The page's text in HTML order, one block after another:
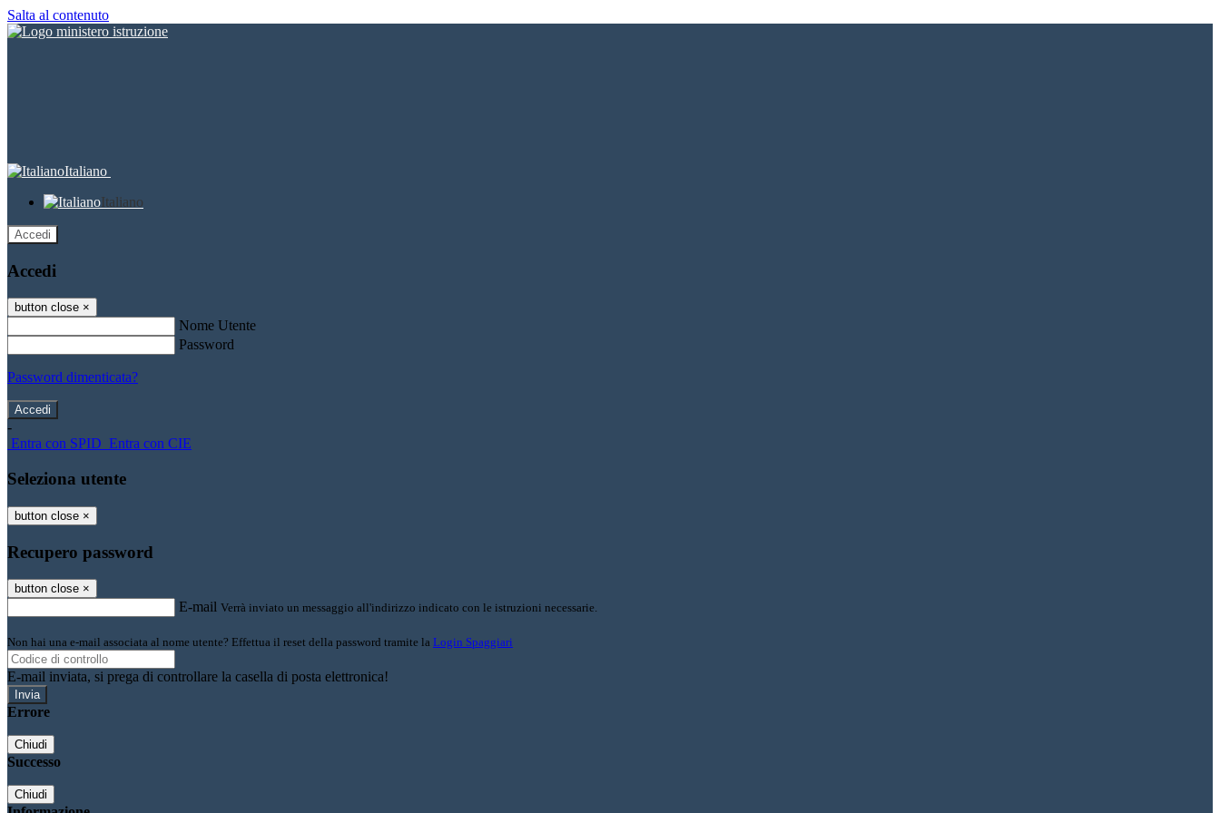
Salta al contenuto
Italiano
Italiano
Accedi
Accedi
button close ×
Nome Utente
Password
Password dimenticata?
-
Entra con SPID Entra con CIE
Seleziona utente
button close ×
Recupero password
button close ×
E-mail Verrà inviato un messaggio all'indirizzo indicato con le istruzioni necessarie.
Non hai una e-mail associata al nome utente? Effettua il reset della password tramite la Login Spaggiari
E-mail inviata, si prega di controllare la casella di posta elettronica!
Errore
Chiudi
Successo
Chiudi